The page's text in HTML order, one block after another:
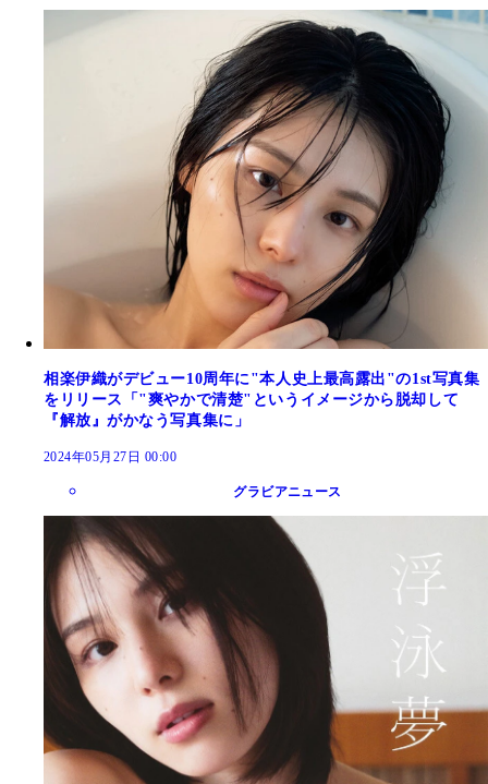
相楽伊織がデビュー10周年に"本人史上最高露出"の1st写真集
をリリース「"爽やかで清楚"というイメージから脱却して
『解放』がかなう写真集に」
2024年05月27日 00:00
グラビアニュース